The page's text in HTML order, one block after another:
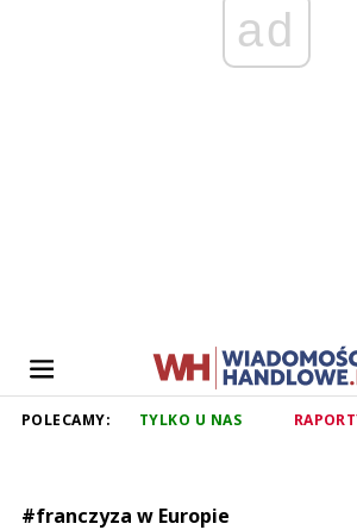
ad
POLECAMY: TYLKO U NAS
#franczyza w Europie